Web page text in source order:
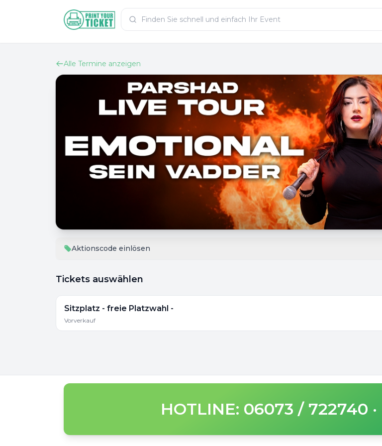
Zum HauptinhaltPrintYourTicket
Alle Termine anzeigen
Aktionscode einlösen
Tickets auswählen
Sitzplatz - freie Platzwahl -
Vorverkauf
HOTLINE: 06073 / 722740 ·